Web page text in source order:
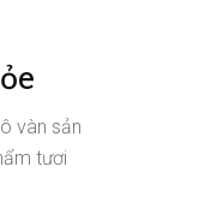
vàn sản
tươi